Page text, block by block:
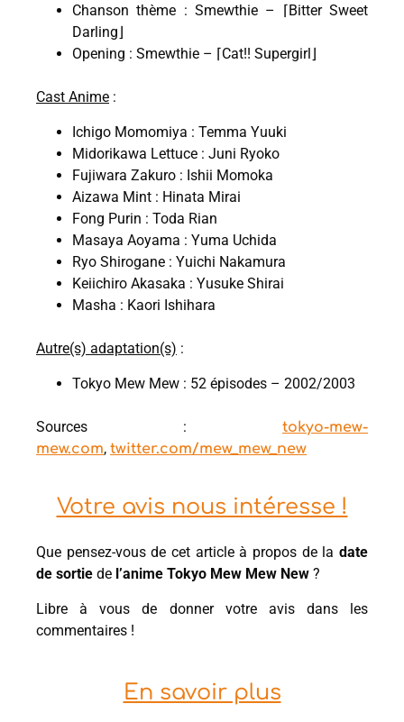
Chanson thème : Smewthie – ⌈Bitter Sweet
Darling⌋
Opening : Smewthie – ⌈Cat!! Supergirl⌋
Cast Anime :
Ichigo Momomiya : Temma Yuuki
Midorikawa Lettuce : Juni Ryoko
Fujiwara Zakuro : Ishii Momoka
Aizawa Mint : Hinata Mirai
Fong Purin : Toda Rian
Masaya Aoyama : Yuma Uchida
Ryo Shirogane : Yuichi Nakamura
Keiichiro Akasaka : Yusuke Shirai
Masha : Kaori Ishihara
Autre(s) adaptation(s) :
Tokyo Mew Mew : 52 épisodes – 2002/2003
Sources : tokyo-mew-
mew.com, twitter.com/mew_mew_new
Votre avis nous intéresse !
Que pensez-vous de cet article à propos de la date
de sortie de l’anime Tokyo Mew Mew New ?
Libre à vous de donner votre avis dans les
commentaires !
En savoir plus